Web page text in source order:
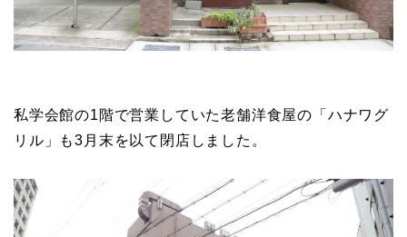
私学会館の1階で営業していた老舗洋食屋の「ハナワグ
リル」も3月末を以て閉店しました。